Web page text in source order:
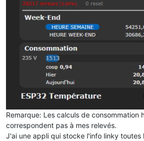
Remarque: Les calculs de consommation
correspondent pas à mes relevés.
J'ai une appli qui stocke l'info linky toutes